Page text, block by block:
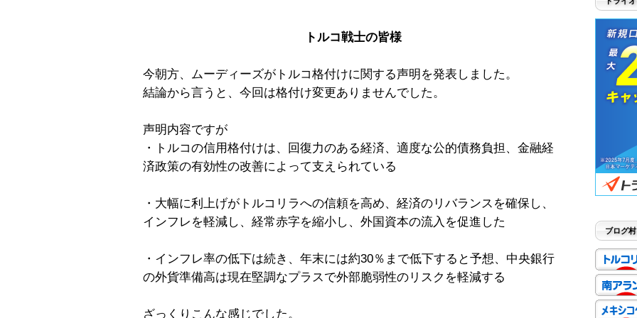
トルコ戦士の皆様
今朝方、ムーディーズがトルコ格付けに関する声明を発表しました。
結論から言うと、今回は格付け変更ありませんでした。
声明内容ですが
・トルコの信用格付けは、回復力のある経済、適度な公的債務負担、金融経
済政策の有効性の改善によって支えられている
・大幅に利上げがトルコリラへの信頼を高め、経済のリバランスを確保し、
インフレを軽減し、経常赤字を縮小し、外国資本の流入を促進した
・インフレ率の低下は続き、年末には約30％まで低下すると予想、中央銀行
の外貨準備高は現在堅調なプラスで外部脆弱性のリスクを軽減する
ざっくりこんな感じでした。
ブログ村